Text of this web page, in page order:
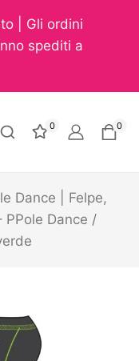
| Gli ordini
spediti a
0 0
Dance | Felpe,
PPole Dance /